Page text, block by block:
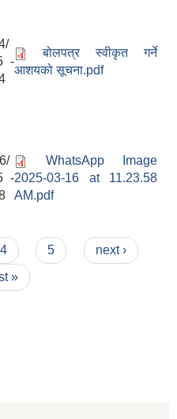
-
बोलपत्र स्वीकृत गर्ने
आशयको सूचना.pdf
-
WhatsApp Image
2025-03-16 at 11.23.58
AM.pdf
4 5
next ›
»